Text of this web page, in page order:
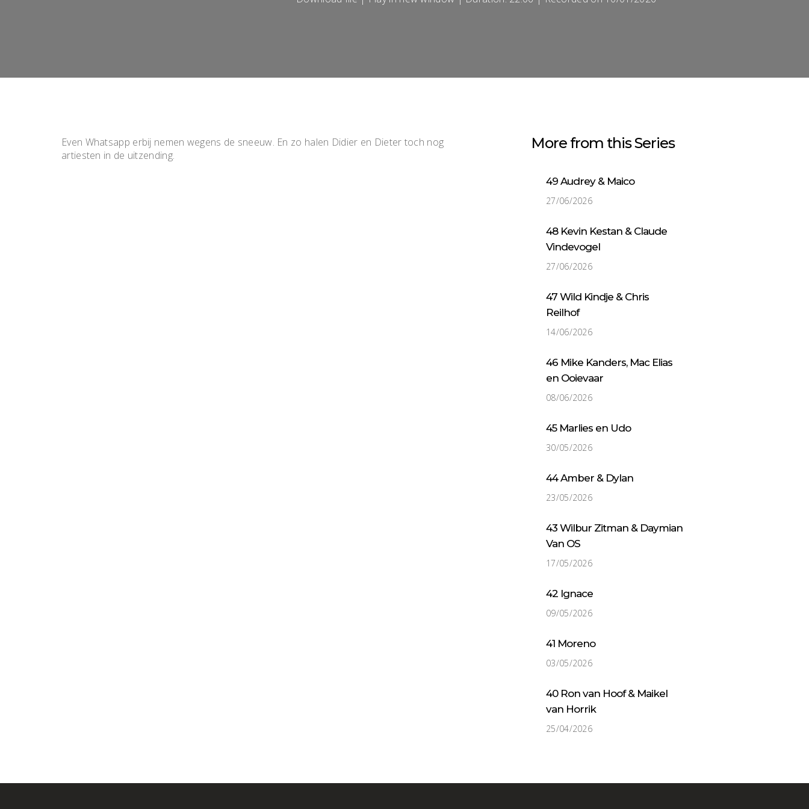
Even Whatsapp erbij nemen wegens de sneeuw. En zo halen Didier en Dieter toch nog
artiesten in de uitzending.
More from this Series
49 Audrey & Maico
27/06/2026
48 Kevin Kestan & Claude
Vindevogel
27/06/2026
47 Wild Kindje & Chris
Reilhof
14/06/2026
46 Mike Kanders, Mac Elias
en Ooievaar
08/06/2026
45 Marlies en Udo
30/05/2026
44 Amber & Dylan
23/05/2026
43 Wilbur Zitman & Daymian
Van OS
17/05/2026
42 Ignace
09/05/2026
41 Moreno
03/05/2026
40 Ron van Hoof & Maikel
van Horrik
25/04/2026